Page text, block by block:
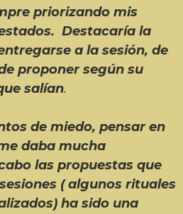
priorizando mis
Destacaría la
a la sesión, de
proponer según su
salían.
de miedo, pensar en
daba mucha
las propuestas que
( algunos rituales
ha sido una